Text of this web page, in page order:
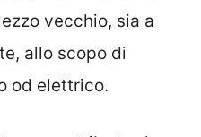
vecchio, sia a
allo scopo di
od elettrico.